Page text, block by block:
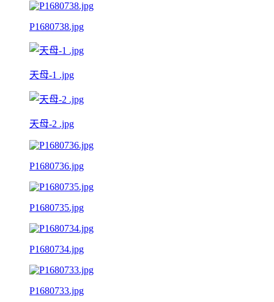
P1680738.jpg
天母-1 .jpg
天母-2 .jpg
P1680736.jpg
P1680735.jpg
P1680734.jpg
P1680733.jpg